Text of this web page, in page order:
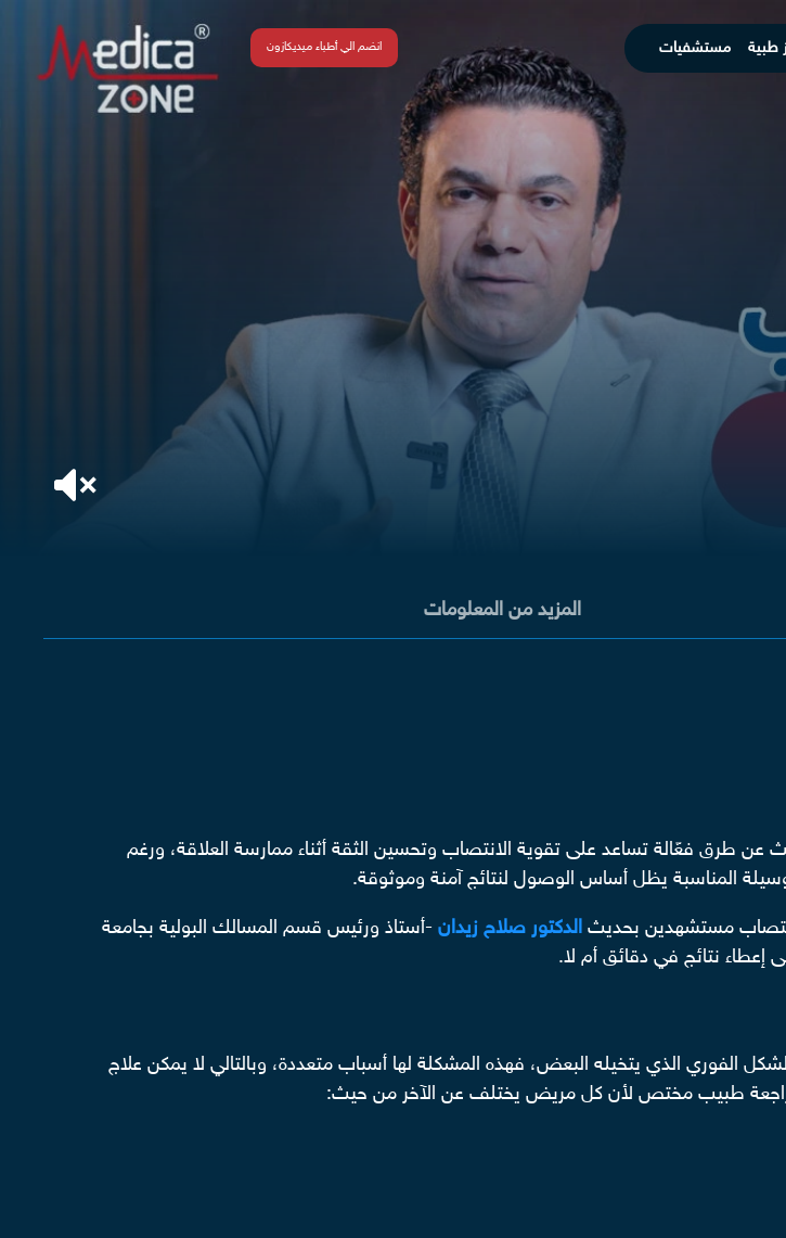
انضم الي أطباء ميديكازون طبية مستشفيات
المزيد من المعلومات
طرق فعّالة تساعد على تقوية الانتصاب وتحسين الثقة أثناء ممارسة العلاقة، ورغم
المناسبة يظل أساس الوصول لنتائج آمنة وموثوقة.
مستشهدين بحديث الدكتور صلاح زيدان-أستاذ ورئيس قسم المسالك البولية بجامعة
إعطاء نتائج في دقائق أم لا.
الفوري الذي يتخيله البعض، فهذه المشكلة لها أسباب متعددة، وبالتالي لا يمكن علاج
طبيب مختص لأن كل مريض يختلف عن الآخر من حيث: